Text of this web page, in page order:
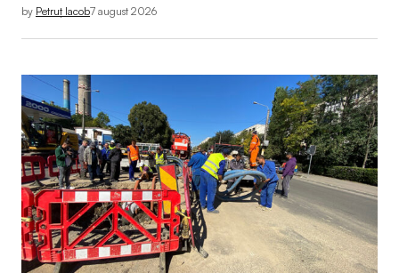
by Petruț Iacob7 august 2026